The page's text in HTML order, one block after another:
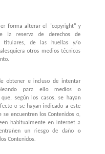
forma alterar el "copyright" y
la reserva de derechos de
de las huellas y/o
otros medios técnicos
obtener e incluso de intentar
para ello medios o
según los casos, se hayan
o se hayan indicado a este
encuentren los Contenidos o,
habitualmente en Internet a
un riesgo de daño o
Contenidos.